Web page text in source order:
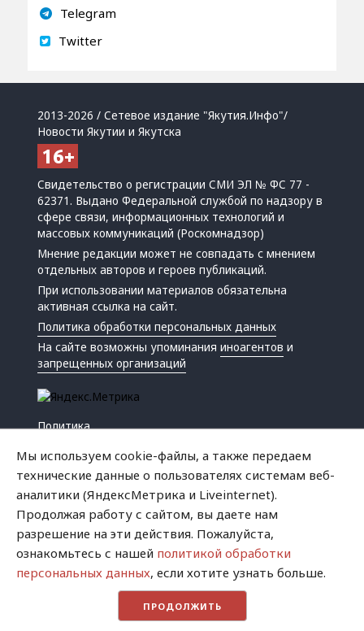
Telegram
Twitter
2013-2026 / Сетевое издание "Якутия.Инфо"/
Новости Якутии и Якутска
Свидетельство о регистрации СМИ ЭЛ № ФС 77 -
62371. Выдано Федеральной службой по надзору в
сфере связи, информационных технологий и
массовых коммуникаций (Роскомнадзор)
Мнение редакции может не совпадать с мнением
отдельных авторов и героев публикаций.
При использовании материалов обязательна
активная ссылка на сайт.
Политика обработки персональных данных
На сайте возможны упоминанияиноагентов и
запрещенных организаций
Политика
Криминал
Успех
Хватит это терпеть
Мы используем cookie-файлы, а также передаем
технические данные о пользователях системам веб-
аналитики (ЯндексМетрика и Liveinternet).
Продолжая работу с сайтом, вы даете нам
разрешение на эти действия. Пожалуйста,
ознакомьтесь с нашей политикой обработки
персональных данных, если хотите узнать больше.
ПРОДОЛЖИТЬ